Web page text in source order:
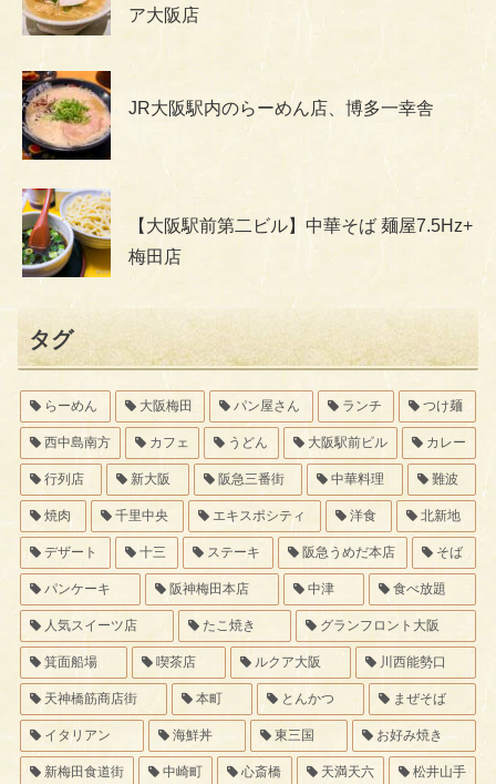
ア大阪店
JR大阪駅内のらーめん店、博多一幸舎
【大阪駅前第二ビル】中華そば 麺屋7.5Hz+
梅田店
タグ
らーめん 大阪梅田 パン屋さん ランチ つけ麺
西中島南方 カフェ うどん 大阪駅前ビル カレー
行列店 新大阪 阪急三番街 中華料理 難波
焼肉 千里中央 エキスポシティ 洋食 北新地
デザート 十三 ステーキ 阪急うめだ本店 そば
パンケーキ 阪神梅田本店 中津 食べ放題
人気スイーツ店 たこ焼き グランフロント大阪
箕面船場 喫茶店 ルクア大阪 川西能勢口
天神橋筋商店街 本町 とんかつ まぜそば
イタリアン 海鮮丼 東三国 お好み焼き
新梅田食道街 中崎町 心斎橋 天満天六 松井山手